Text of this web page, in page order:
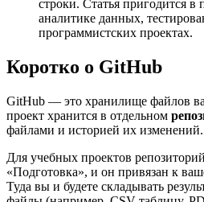
строки. Статья пригодится в
аналитике данных,
программистских проектах.
Коротко о GitHub
GitHub — это хранилище файлов
проект хранится в отдельном
файлами и историей их изменений.
Для учебных проектов
«Подготовка», и он привязан к
Туда вы и будете складывать